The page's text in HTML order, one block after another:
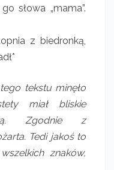
słowa „mama”.
z biedronką,
tekstu minęło
miał bliskie
Zgodnie z
Tedi jakoś to
znaków,